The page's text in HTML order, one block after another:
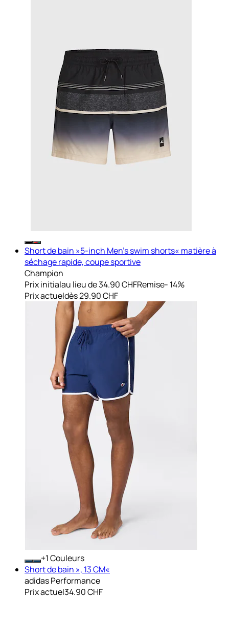
Short de bain »5-inch Men's swim shorts« matière à
séchage rapide, coupe sportive
Champion
Prix initialau lieu de 34.90 CHFRemise- 14%
Prix actueldès29.90 CHF
+ Couleurs
Short de bain », 13 CM«
adidas Performance
Prix actuel34.90 CHF